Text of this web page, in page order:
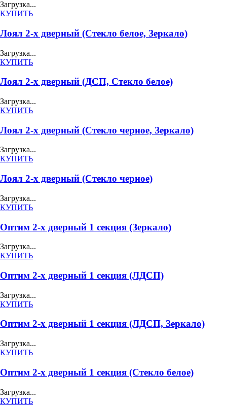
Загрузка...
КУПИТЬ
Лоял 2-х дверный (Стекло белое, Зеркало)
Загрузка...
КУПИТЬ
Лоял 2-х дверный (ДСП, Стекло белое)
Загрузка...
КУПИТЬ
Лоял 2-х дверный (Стекло черное, Зеркало)
Загрузка...
КУПИТЬ
Лоял 2-х дверный (Стекло черное)
Загрузка...
КУПИТЬ
Оптим 2-х дверный 1 секция (Зеркало)
Загрузка...
КУПИТЬ
Оптим 2-х дверный 1 секция (ЛДСП)
Загрузка...
КУПИТЬ
Оптим 2-х дверный 1 секция (ЛДСП, Зеркало)
Загрузка...
КУПИТЬ
Оптим 2-х дверный 1 секция (Стекло белое)
Загрузка...
КУПИТЬ